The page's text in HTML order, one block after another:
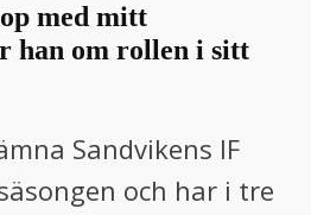
med mitt
han om rollen i sitt
Sandvikens IF
och har i tre